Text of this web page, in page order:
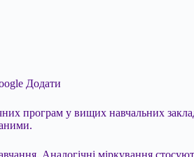
Додати
програм у вищих навчальних